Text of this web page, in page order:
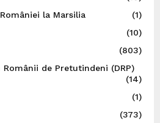
la Marsilia
(1)
(10)
(803)
de Pretutindeni (DRP)
(14)
(1)
(373)